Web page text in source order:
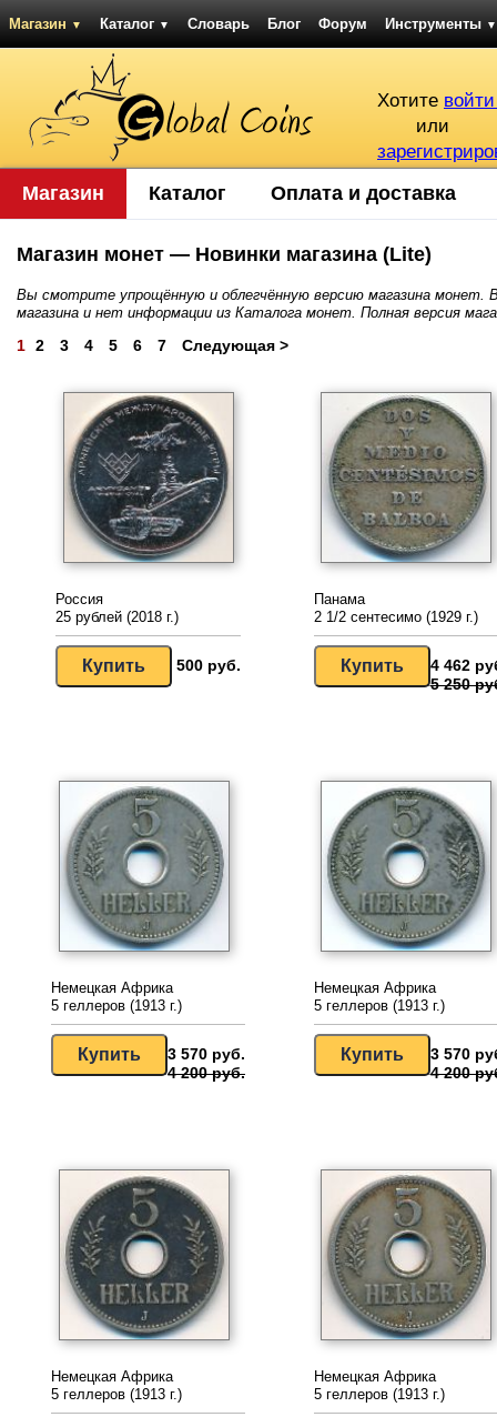
Магазин ▼ Каталог ▼ Словарь Блог Форум Инструменты ▼
Хотите
или
Магазин Каталог Оплата и доставка
Магазин монет — Новинки магазина (Lite)
Вы смотрите упрощённую и облегчённую версию магазина монет.
магазина и нет информации из Каталога монет. Полная версия
1 2 3 4 5 6 7 Следующая >
Россия
25 рублей (2018 г.)
500 руб.
Панама
2 1/2 сентесимо (1929 г.)
4 462
5 250
Немецкая Африка
5 геллеров (1913 г.)
3 570 руб.
4 200 руб.
Немецкая Африка
5 геллеров (1913 г.)
3 570
4 200
Немецкая Африка
5 геллеров (1913 г.)
Немецкая Африка
5 геллеров (1913 г.)